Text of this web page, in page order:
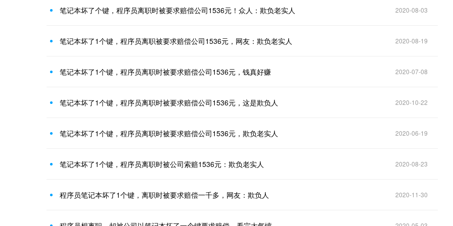
笔记本坏了个键，程序员离职时被要求赔偿公司1536元！众人：欺负老实人 2020-08-03
笔记本坏了1个键，程序员离职被要求赔偿公司1536元，网友：欺负老实人 2020-08-19
笔记本坏了1个键，程序员离职时被要求赔偿公司1536元，钱真好赚 2020-07-08
笔记本坏了1个键，程序员离职时被要求赔偿公司1536元，这是欺负人 2020-10-22
笔记本坏了1个键，程序员离职时被要求赔偿公司1536元，欺负老实人 2020-06-19
笔记本坏了1个键，程序员离职时被公司索赔1536元：欺负老实人 2020-08-23
程序员笔记本坏了1个键，离职时被要求赔偿一千多，网友：欺负人 2020-11-30